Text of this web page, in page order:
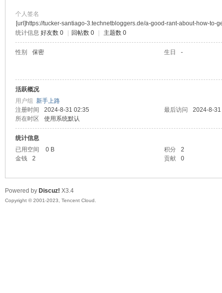
个人签名
[url]https://tucker-santiago-3.technetbloggers.de/a-good-rant-about-how-to-
统计信息 好友数 0 回帖数 0 主题数 0
性别 保密 生日 -
活跃概况
用户组 新手上路
注册时间
2024-8-31 02:35 最后访问
2024-8-
所在时区
使用系统默认
统计信息
已用空间
0 B 积分
2
金钱
2 贡献 0
Powered by Discuz! X3.4
Copyright © 2001-2023, Tencent Cloud.